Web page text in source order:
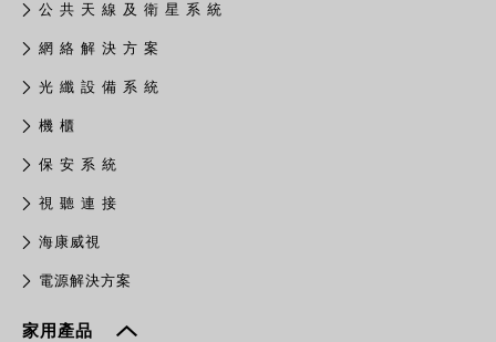
公 共 天 線 及 衛 星 系 統
網 絡 解 決 方 案
光 纖 設 備 系 統
機 櫃
保 安 系 統
視 聽 連 接
​海康威視
電源解決方案
家用產品